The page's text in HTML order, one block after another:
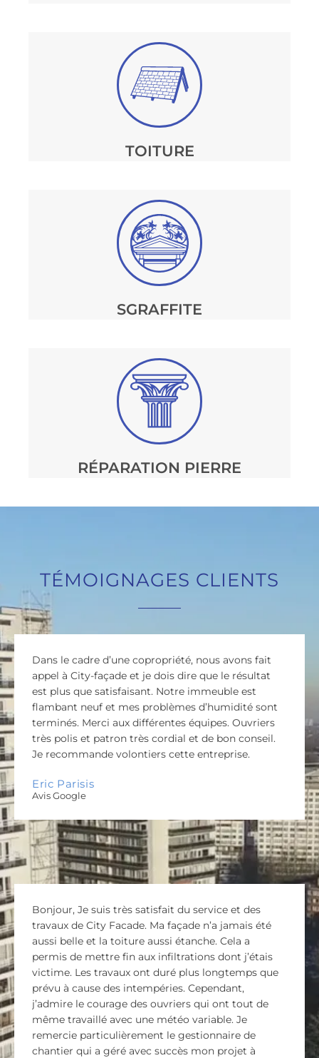
TOITURE
SGRAFFITE
RÉPARATION PIERRE
TÉMOIGNAGES CLIENTS
Dans le cadre d’une copropriété, nous avons fait
appel à City-façade et je dois dire que le résultat
est plus que satisfaisant. Notre immeuble est
flambant neuf et mes problèmes d’humidité sont
terminés. Merci aux différentes équipes. Ouvriers
très polis et patron très cordial et de bon conseil.
Je recommande volontiers cette entreprise.
Eric Parisis
Avis Google
Bonjour, Je suis très satisfait du service et des
travaux de City Facade. Ma façade n’a jamais été
aussi belle et la toiture aussi étanche. Cela a
permis de mettre fin aux infiltrations dont j’étais
victime. Les travaux ont duré plus longtemps que
prévu à cause des intempéries. Cependant,
j’admire le courage des ouvriers qui ont tout de
même travaillé avec une météo variable. Je
remercie particulièrement le gestionnaire de
chantier qui a géré avec succès mon projet à